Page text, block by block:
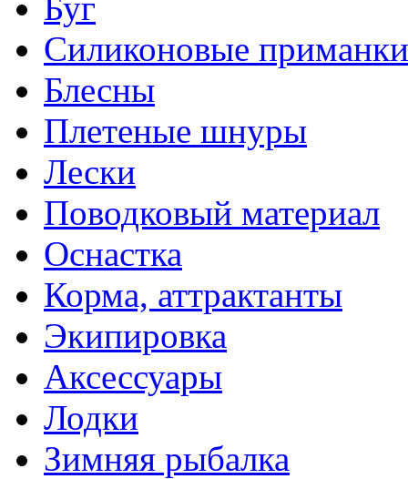
Силиконовые приманки
Блесны
Плетеные шнуры
Лески
Поводковый материал
Оснастка
Корма, аттрактанты
Экипировка
Аксессуары
Лодки
Зимняя рыбалка